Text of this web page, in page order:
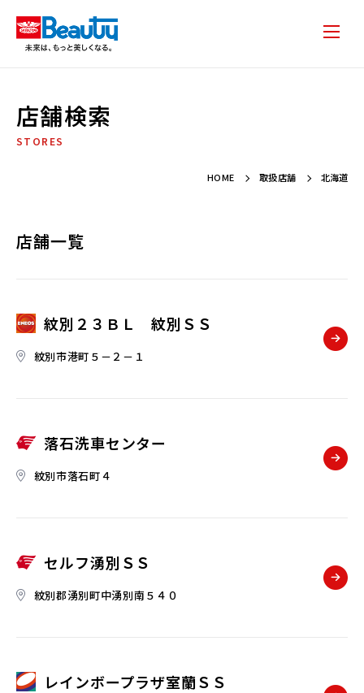
店舗検索
STORES
HOME 取扱店舗 北海道
店舗一覧
紋別２３ＢＬ 紋別ＳＳ
紋別市港町５－２－１
落石洗車センター
紋別市落石町４
セルフ湧別ＳＳ
紋別郡湧別町中湧別南５４０
レインボープラザ室蘭ＳＳ